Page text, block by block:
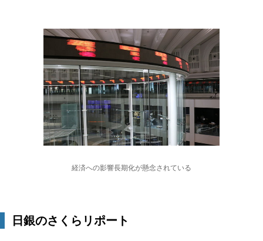
経済への影響長期化が懸念されている
日銀のさくらリポート